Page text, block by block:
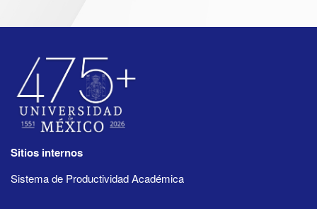
Sitios internos
Sistema de Productividad Académica